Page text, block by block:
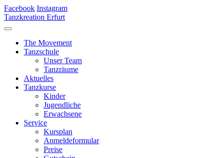
Facebook Instagram
Tanzkreation Erfurt
The Movement
Tanzschule
Unser Team
Tanzräume
Aktuelles
Tanzkurse
Kinder
Jugendliche
Erwachsene
Service
Kursplan
Anmeldeformular
Preise